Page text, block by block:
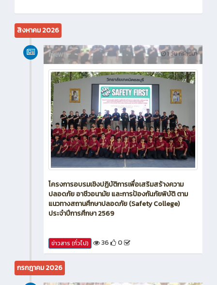
สิงหาคม 2026
1 วัน ที่ผ่านมา
News
โครงการอบรมเชิงปฏิบัติการเพื่อเสริมสร้างความ
ปลอดภัย อาชีวอนามัย และการป้องกันภัยพิบัติ ตาม
แนวทางสถานศึกษาปลอดภัย (Safety College)
ประจำปีการศึกษา 2569
ข่าวสาร (ทั่วไป) 36 0
กรกฎาคม 2026